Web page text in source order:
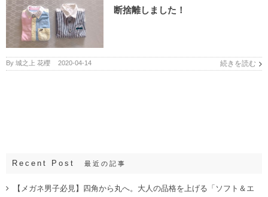
断捨離しました！
By 城之上 花櫻 2020-04-14 続きを読む
Recent Post 最近の記事
【メガネ男子必見】四角から丸へ。大人の品格を上げる「ソフト＆エ